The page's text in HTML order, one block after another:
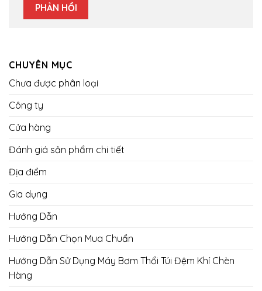
CHUYÊN MỤC
Chưa được phân loại
Công ty
Cửa hàng
Đánh giá sản phẩm chi tiết
Địa điểm
Gia dụng
Hướng Dẫn
Hướng Dẫn Chọn Mua Chuẩn
Hướng Dẫn Sử Dụng Máy Bơm Thổi Túi Đệm Khí Chèn
Hàng